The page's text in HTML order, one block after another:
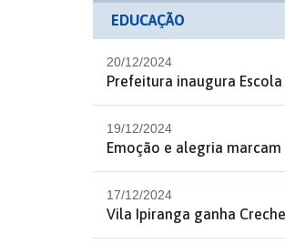
EDUCAÇÃO
20/12/2024
Prefeitura inaugura
19/12/2024
Emoção e alegria
17/12/2024
Vila Ipiranga ganha